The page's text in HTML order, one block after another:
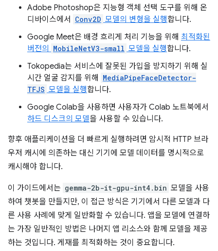
Adobe Photoshop은 지능형 객체 선택 도구를 위해 온
디바이스에서
Conv2D 모델의 변형을 실행합니다.
Google Meet은 배경 흐리게 처리 기능을 위해 최적화된
버전의
MobileNetV3-small 모델을 실행합니다.
Tokopedia는 서비스에 잘못된 가입을 방지하기 위해 실
시간 얼굴 감지를 위해
MediaPipeFaceDetector-
TFJS 모델을 실행합니다.
Google Colab을 사용하면 사용자가 Colab 노트북에서
하드 디스크의 모델을 사용할 수 있습니다.
향후 애플리케이션을 더 빠르게 실행하려면 암시적 HTTP 브라
우저 캐시에 의존하는 대신 기기에 모델 데이터를 명시적으로
캐시해야 합니다.
이 가이드에서는 gemma-2b-it-gpu-int4.bin 모델을 사용
하여 챗봇을 만들지만, 이 접근 방식은 기기에서 다른 모델과 다
른 사용 사례에 맞게 일반화할 수 있습니다. 앱을 모델에 연결하
는 가장 일반적인 방법은 나머지 앱 리소스와 함께 모델을 제공
하는 것입니다. 게재를 최적화하는 것이 중요합니다.